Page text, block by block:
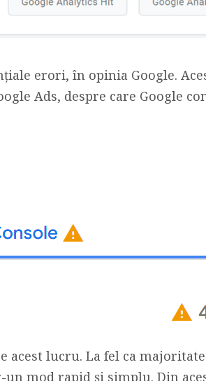
erori, în opinia Google.
Ads, despre care Google
acest lucru. La fel ca
mod rapid și simplu. Din